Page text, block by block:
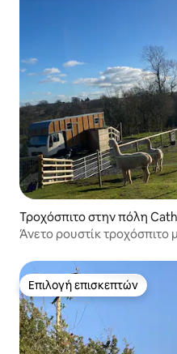
Τροχόσπιτο στην πόλη
Άνετο ρουστίκ
Επιλογή επισκεπτών
Επιλογή επισκεπτών